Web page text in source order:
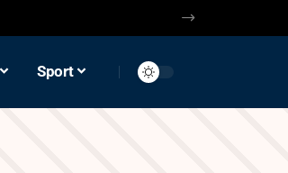
Sport